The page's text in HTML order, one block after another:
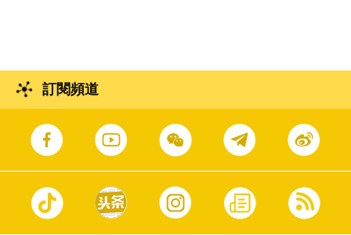
訂閱頻道